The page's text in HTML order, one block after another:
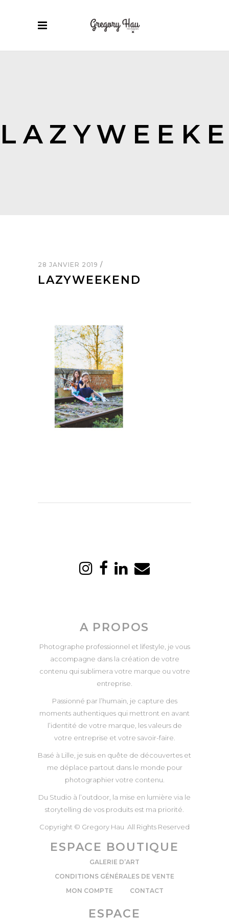
28 JANVIER 2019
LAZYWEEKEND
A PROPOS
Photographe professionnel et lifestyle, je vous
accompagne dans la création de votre
contenu qui sublimera votre marque ou votre
entreprise.
Passionné par l’humain, je capture des
moments authentiques qui mettront en avant
l’identité de votre marque, les valeurs de
votre entreprise et votre savoir-faire.
Basé à Lille, je suis en quête de découvertes et
me déplace partout dans le monde pour
photographier votre contenu.
Du Studio à l’outdoor, la mise en lumière via le
storytelling de vos produits est ma priorité.
Copyright © Gregory Hau All Rights Reserved
ESPACE BOUTIQUE
GALERIE D’ART
CONDITIONS GÉNÉRALES DE VENTE
MON COMPTE
CONTACT
ESPACE